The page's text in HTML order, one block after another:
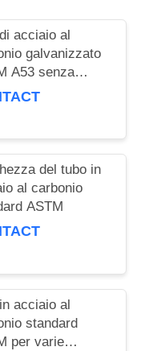
acciaio al
galvanizzato
A53 senza
per la
del tubo in
al carbonio
ASTM
acciaio al
standard
per varie